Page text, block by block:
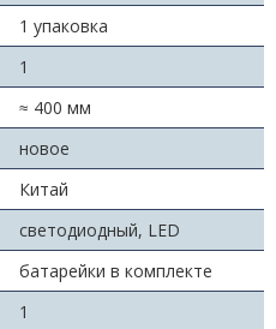
1 упаковка
1
≈ 400 мм
новое
Китай
светодиодный, LED
батарейки в комплекте
1